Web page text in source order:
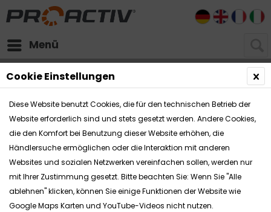
Menü
DE EN FR
Rollstühle Faltrollstühle
Cookie Einstellungen
Diese Website benutzt Cookies, die für den technischen Betrieb der
Website erforderlich sind und stets gesetzt werden. Andere Cookies,
die den Komfort bei Benutzung dieser Website erhöhen, die
Händlersuche ermöglichen oder die Interaktion mit anderen
Websites und sozialen Netzwerken vereinfachen sollen, werden nur
mit Ihrer Zustimmung gesetzt. Bitte beachten Sie: Wenn Sie "Alle
ablehnen" klicken, können Sie einige Funktionen der Website wie
Google Maps Karten und YouTube-Videos nicht nutzen.